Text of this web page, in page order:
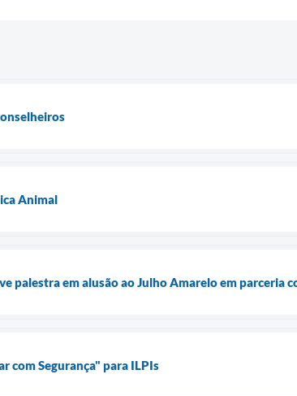
Animal
palestra em alusão ao Julho Amarelo em parceria
com Segurança" para ILPIs